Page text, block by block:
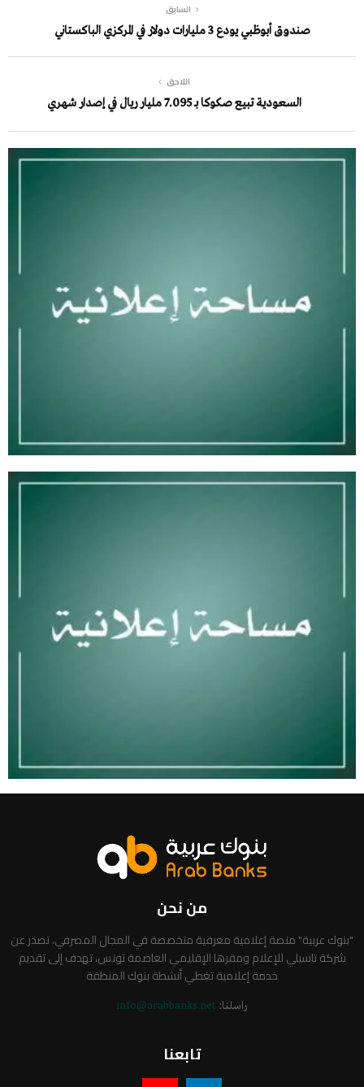
السابق
صندوق أبوظبي يودع 3 مليارات دولار في المركزي الباكستاني
اللاحق
السعودية تبيع صكوكا بـ 7.095 مليار ريال في إصدار شهري
من نحن
"بنوك عربية" منصة إعلامية معرفية متخصصة في المجال المصرفي، تصدر عن
شركة تاسيلي للإعلام ومقرها الإقليمي العاصمة تونس، تهدف إلى تقديم
خدمة إعلامية تغطي أنشطة بنوك المنطقة
راسلنا: info@arabbanks.net
تابعنا